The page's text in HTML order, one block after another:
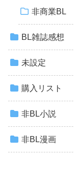
非商業BL
BL雑誌感想
未設定
購入リスト
非BL小説
非BL漫画